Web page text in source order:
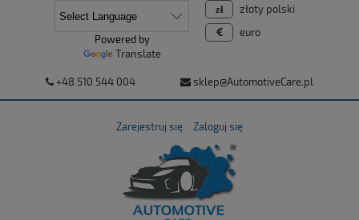
+48 510 544 004 sklep@AutomotiveCare.pl
Zarejestruj się Zaloguj się
złoty polski
euro
Powered by
Translate